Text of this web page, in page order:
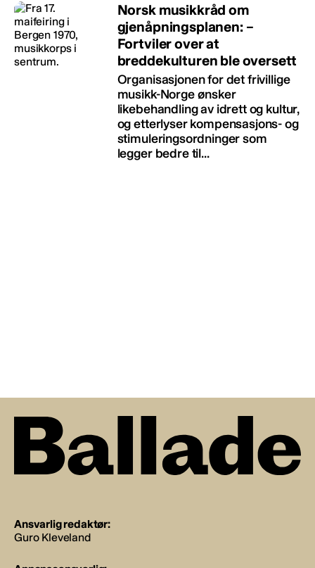
Norsk musikkråd om
gjenåpningsplanen: –
Fortviler over at
breddekulturen ble oversett
Organisasjonen for det frivillige
musikk-Norge ønsker
likebehandling av idrett og kultur,
og etterlyser kompensasjons- og
stimuleringsordninger som
legger bedre til...
Ansvarlig redaktør:
Guro Kleveland